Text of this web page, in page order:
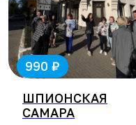
ШПИОНСКАЯ
САМАРА
990 ₽